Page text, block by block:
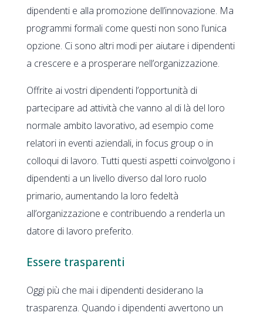
dipendenti e alla promozione dell’innovazione. Ma
programmi formali come questi non sono l’unica
opzione. Ci sono altri modi per aiutare i dipendenti
a crescere e a prosperare nell’organizzazione.
Offrite ai vostri dipendenti l’opportunità di
partecipare ad attività che vanno al di là del loro
normale ambito lavorativo, ad esempio come
relatori in eventi aziendali, in focus group o in
colloqui di lavoro. Tutti questi aspetti coinvolgono i
dipendenti a un livello diverso dal loro ruolo
primario, aumentando la loro fedeltà
all’organizzazione e contribuendo a renderla un
datore di lavoro preferito.
Essere trasparenti
Oggi più che mai i dipendenti desiderano la
trasparenza. Quando i dipendenti avvertono un